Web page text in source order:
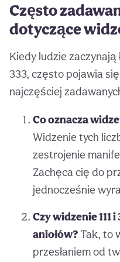
Często
dotyczące
Kiedy ludzie zaczynają
333, często pojawia
najczęściej
Co oznacza
Widzenie tych
zestrojenie
Zachęca cię do
jednocześnie
Czy widzenie 111
aniołów?Tak, to
przesłaniem od